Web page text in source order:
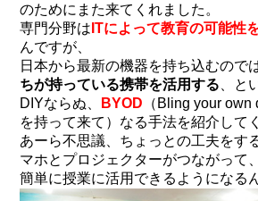
のためにまた来てくれました。
専門分野は ITによって教育の可能性
んですが、
日本から最新の機器を持ち込むので
ちが持っている携帯を活用する 、と
DIYならぬ、
BYOD （Bling your
を持って来て）なる手法を紹介して
あーら不思議、ちょっとの工夫をす
マホとプロジェクターがつながって、
簡単に授業に活用できるようになる